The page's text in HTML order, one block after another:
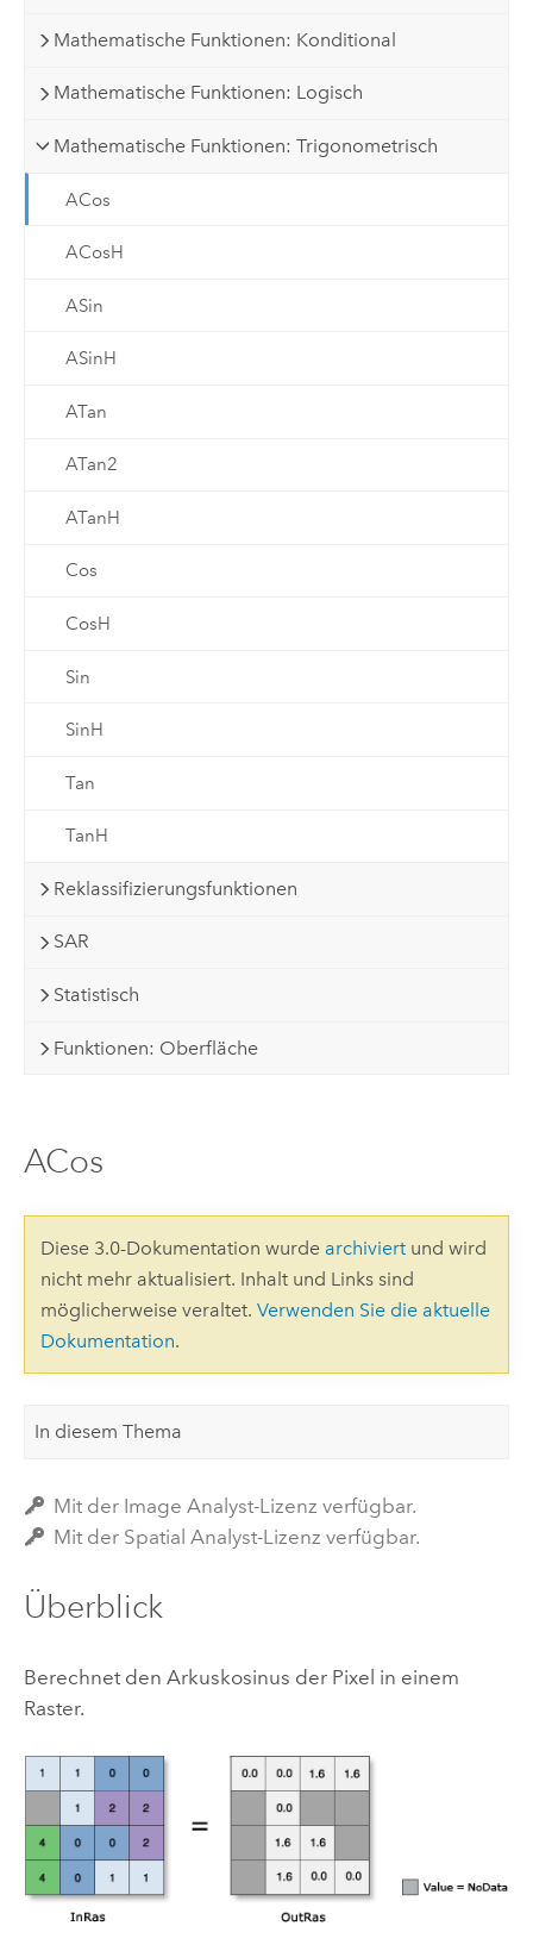
Mathematische Funktionen: Konditional
Mathematische Funktionen: Logisch
Mathematische Funktionen: Trigonometrisch
ACos
ACosH
ASin
ASinH
ATan
ATan2
ATanH
Cos
CosH
Sin
SinH
Tan
TanH
Reklassifizierungsfunktionen
SAR
Statistisch
Funktionen: Oberfläche
ACos
Diese 3.0-Dokumentation wurde archiviertund wird
nicht mehr aktualisiert. Inhalt und Links sind
möglicherweise veraltet. Verwenden Sie die aktuelle
Dokumentation.
In diesem Thema
Mit der Image Analyst-Lizenz verfügbar.
Mit der Spatial Analyst-Lizenz verfügbar.
Überblick
Berechnet den Arkuskosinus der Pixel in einem
Raster.